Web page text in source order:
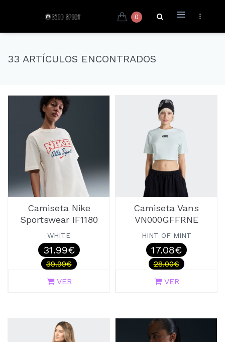
0
33 ARTÍCULOS ENCONTRADOS
Camiseta Nike
Sportswear IF1180
WHITE
31.99€
39.99€
VER
Camiseta Vans
VN000GFFRNE
HINT OF MINT
17.08€
28.00€
VER